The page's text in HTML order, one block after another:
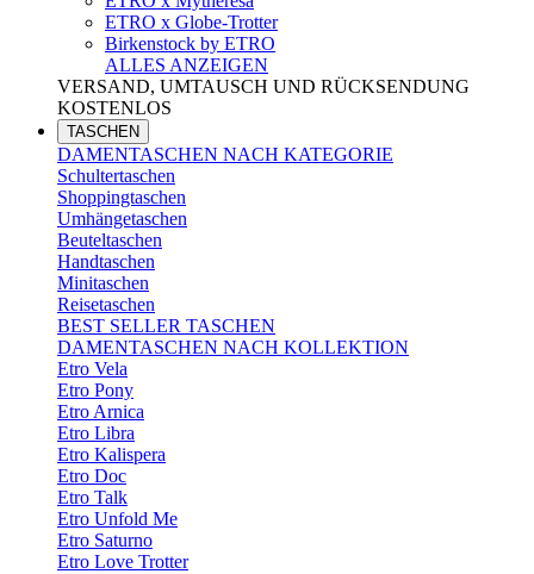
ETRO x Globe-Trotter
Birkenstock by ETRO
ALLES ANZEIGEN
VERSAND, UMTAUSCH UND RÜCKSENDUNG
KOSTENLOS
TASCHEN
DAMENTASCHEN NACH KATEGORIE
Schultertaschen
Shoppingtaschen
Umhängetaschen
Beuteltaschen
Handtaschen
Minitaschen
Reisetaschen
BEST SELLER TASCHEN
DAMENTASCHEN NACH KOLLEKTION
Etro Vela
Etro Pony
Etro Arnica
Etro Libra
Etro Kalispera
Etro Doc
Etro Talk
Etro Unfold Me
Etro Saturno
Etro Love Trotter